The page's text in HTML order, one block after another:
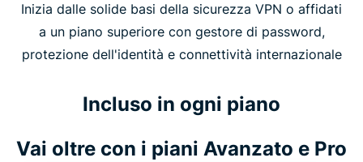
Inizia dalle solide basi della sicurezza VPN o affidati
a un piano superiore con gestore di password,
protezione dell'identità e connettività internazionale
Incluso in ogni piano
Vai oltre con i piani Avanzato e Pro